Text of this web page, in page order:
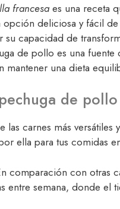
francesa es una receta
deliciosa y fácil
capacidad de
de pollo es una
mantener una dieta
de pollo
las carnes más
ella para tus comidas
comparación con otras
entre semana, donde el